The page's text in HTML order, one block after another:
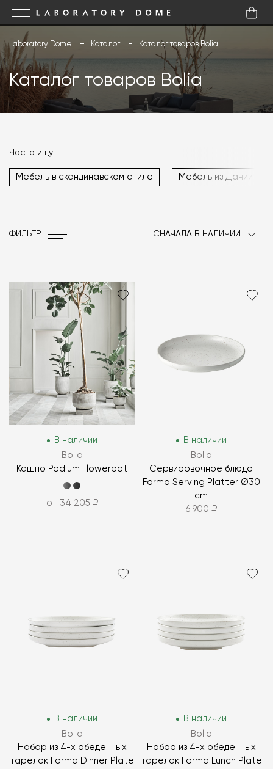
Laboratory Dome Каталог Каталог товаров Bolia
Каталог товаров Bolia
Часто ищут
Мебель в скандинавском стиле Мебель из Дании
ФИЛЬТР СНАЧАЛА В НАЛИЧИИ
В наличии
Bolia
Кашпо Podium Flowerpot
от 34 205 ₽
В наличии
Bolia
Сервировочное блюдо
Forma Serving Platter Ø30
cm
6 900 ₽
В наличии
Bolia
Набор из 4-х обеденных
тарелок Forma Dinner Plate
В наличии
Bolia
Набор из 4-х обеденных
тарелок Forma Lunch Plate